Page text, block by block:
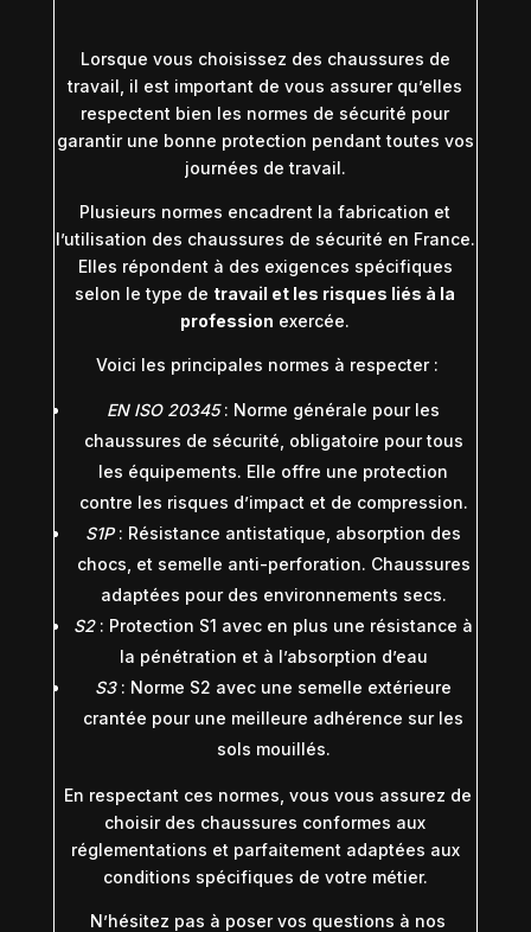
Lorsque vous choisissez des chaussures de
travail, il est important de vous assurer qu’elles
respectent bien les normes de sécurité pour
garantir une bonne protection pendant toutes vos
journées de travail.
Plusieurs normes encadrent la fabrication et
l’utilisation des chaussures de sécurité en France.
Elles répondent à des exigences spécifiques
selon le type de travail et les risques liés à la
profession exercée.
Voici les principales normes à respecter :
EN ISO 20345: Norme générale pour les
chaussures de sécurité, obligatoire pour tous
les équipements. Elle offre une protection
contre les risques d’impact et de compression.
S1P: Résistance antistatique, absorption des
chocs, et semelle anti-perforation. Chaussures
adaptées pour des environnements secs.
S2: Protection S1 avec en plus une résistance à
la pénétration et à l’absorption d’eau
S3: Norme S2 avec une semelle extérieure
crantée pour une meilleure adhérence sur les
sols mouillés.
En respectant ces normes, vous vous assurez de
choisir des chaussures conformes aux
réglementations et parfaitement adaptées aux
conditions spécifiques de votre métier.
N’hésitez pas à poser vos questions à nos